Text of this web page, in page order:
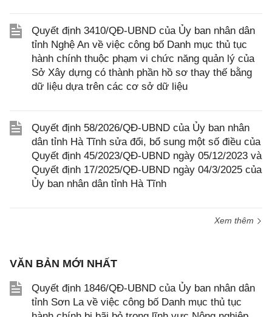
Quyết định 3410/QĐ-UBND của Ủy ban nhân dân
tỉnh Nghệ An về việc công bố Danh mục thủ tục
hành chính thuộc phạm vi chức năng quản lý của
Sở Xây dựng có thành phần hồ sơ thay thế bằng
dữ liệu dựa trên các cơ sở dữ liệu
Quyết định 58/2026/QĐ-UBND của Ủy ban nhân
dân tỉnh Hà Tĩnh sửa đổi, bổ sung một số điều của
Quyết định 45/2023/QĐ-UBND ngày 05/12/2023 và
Quyết định 17/2025/QĐ-UBND ngày 04/3/2025 của
Ủy ban nhân dân tỉnh Hà Tĩnh
Xem thêm
VĂN BẢN MỚI NHẤT
Quyết định 1846/QĐ-UBND của Ủy ban nhân dân
tỉnh Sơn La về việc công bố Danh mục thủ tục